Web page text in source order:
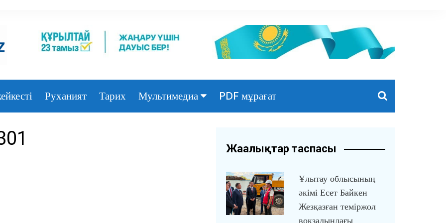
Руханият Тарих Мультимедиа PDF мұрағат
Жаңалықтар таспасы
Ұлытау облысының
әкімі Есет Байкен
Жезқазған теміржол
вокзалындағы